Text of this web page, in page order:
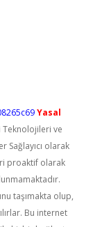
Yasal
Teknolojileri ve
Sağlayıcı olarak
proaktif olarak
taşımakta olup,
Bu internet